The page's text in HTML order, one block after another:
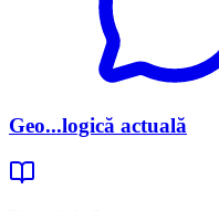
Geo...logică actuală